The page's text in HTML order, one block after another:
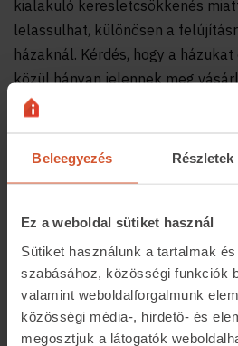
Beleegyezés Részletek
Ez a weboldal sütiket használ
Sütiket használunk a tartalmak
szabásához, közösségi funkciók
valamint weboldalforgalmunk
közösségi média-, hirdető- és
megosztjuk a látogatók
kialakuló keresletcsökkenés
lelassulhat, különösen a
házaknál. Kérdés, hogy a
közül hányan jelennek meg
és mekkora extra keresletet
A házakból lakásba költözők
az eladó lakások árainak.
Megosztás:
Kapcsolódó cikkek